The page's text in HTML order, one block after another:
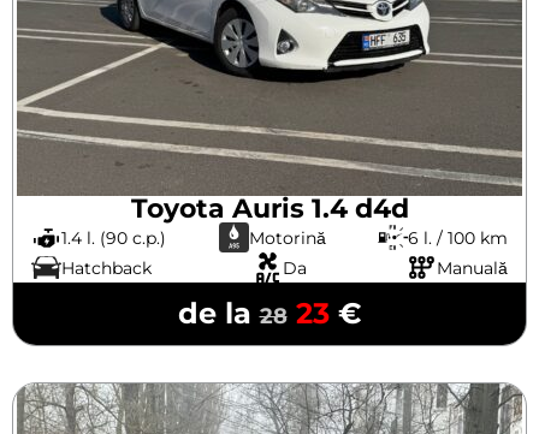
Toyota Auris 1.4 d4d
1.4 l. (90 c.p.) Motorină
6 l. / 100 km
Hatchback
Da Manuală
de la28 23€